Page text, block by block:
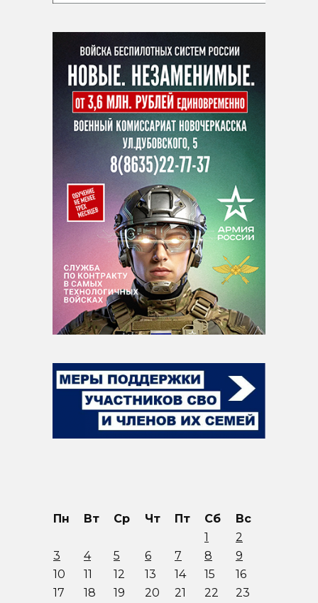
Пн Вт Ср Чт Пт Сб
Вс
1
2
3
4 5 6 7 8
9
10
11 12 13 14 15
16
17
18 19 20 21 22
23